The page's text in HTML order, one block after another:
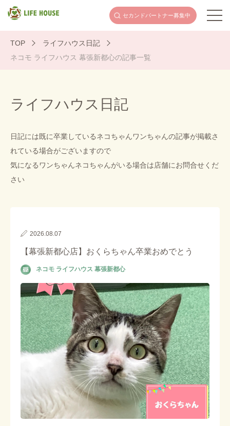
セカンドパートナー募集中
TOP
ライフハウス日記
ネコモ ライフハウス 幕張新都心の記事一覧
ライフハウス⽇記
日記には既に卒業しているネコちゃんワンちゃんの記事が掲載さ
れている場合がございますので
気になるワンちゃんネコちゃんがいる場合は店舗にお問合せくだ
さい
2026.08.07
【幕張新都心店】おくらちゃん卒業おめでとう
ネコモ ライフハウス 幕張新都心